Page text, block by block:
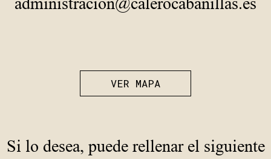
VER MAPA
Si lo desea, puede rellenar el siguiente